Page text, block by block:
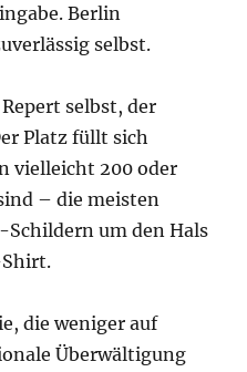
Berlin
selbst.
selbst, der
Platz füllt sich
vielleicht 200 oder
– die meisten
um den Hals
die weniger auf
Überwältigung